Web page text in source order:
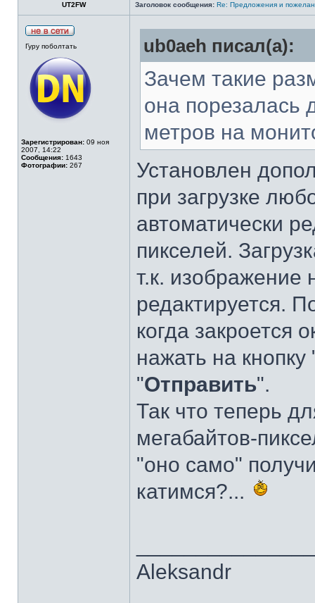
UT2FW Заголовок сообщения: Re: Предложения и
Гуру поболтать
Зарегистрирован: 09 ноя
2007, 14:22
Сообщения: 1643
Фотографии: 267
ub0aeh писал(а):
Зачем такие
она порезалась
метров на
Установлен
при загрузке
автоматически
пикселей.
т.к. изображение
редактируется.
когда закроется
нажать на кнопку
"Отправить".
Так что теперь
мегабайтов-
"оно само"
катимся?...
Aleksandr